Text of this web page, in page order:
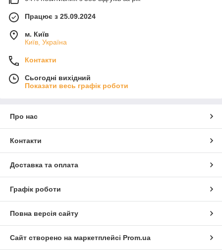
Працює з 25.09.2024
м. Київ
Київ, Україна
Контакти
Сьогодні вихідний
Показати весь графік роботи
Про нас
Контакти
Доставка та оплата
Графік роботи
Повна версія сайту
Сайт створено на маркетплейсі Prom.ua